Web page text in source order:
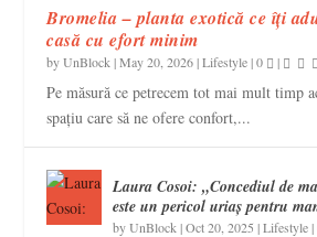
Bromelia – planta exotică ce îți
casă cu efort minim
byUnBlock |May 20, 2026|Lifestyle|0 |
Pe măsură ce petrecem tot mai mult timp
spațiu care să ne ofere confort,...
Laura Cosoi: „Concediul de
este un pericol uriaș pentru
byUnBlock |Oct 20, 2025 |Lifestyle|